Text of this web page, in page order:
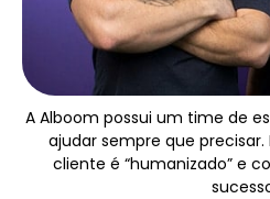
A Alboom possui um time de
ajudar sempre que
cliente é “humanizado” e